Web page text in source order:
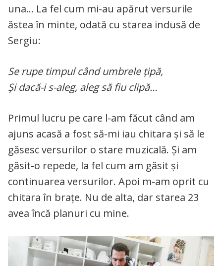
una… La fel cum mi-au apărut versurile
ăstea în minte, odată cu starea indusă de
Sergiu:
Se rupe timpul când umbrele țipă,
Și dacă-i s-aleg, aleg să fiu clipă…
Primul lucru pe care l-am făcut când am
ajuns acasă a fost să-mi iau chitara și să le
găsesc versurilor o stare muzicală. Și am
găsit-o repede, la fel cum am găsit și
continuarea versurilor. Apoi m-am oprit cu
chitara în brațe. Nu de alta, dar starea 23
avea încă planuri cu mine.